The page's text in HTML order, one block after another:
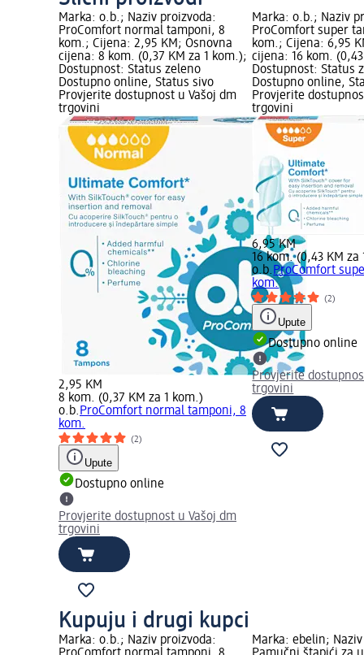
Marka: o.b.; Naziv proizvoda:
ProComfort normal tamponi, 8
kom.; Cijena: 2,95 KM; Osnovna
cijena: 8 kom. (0,37 KM za 1 kom.);
Dostupnost: Status zeleno
Dostupno online, Status sivo
Provjerite dostupnost u Vašoj dm
trgovini
2,95 KM
8 kom. (0,37 KM za 1 kom.)
o.b.ProComfort normal tamponi, 8
kom.
(2)
Upute
Dostupno online
Provjerite dostupnost u Vašoj dm
trgovini
Marka: o.b.; Naziv
ProComfort super
kom.; Cijena: 6,95
cijena: 16 kom.
Dostupnost: Status
Dostupno online,
Provjerite
trgovini
6,95 KM
16 kom. (0,43 KM za
o.b.ProComfort
kom.
(2)
Upute
Dostupno online
Provjerite
trgovini
Kupuju i drugi kupci
Marka: o.b.; Naziv proizvoda:
Marka: ebelin;